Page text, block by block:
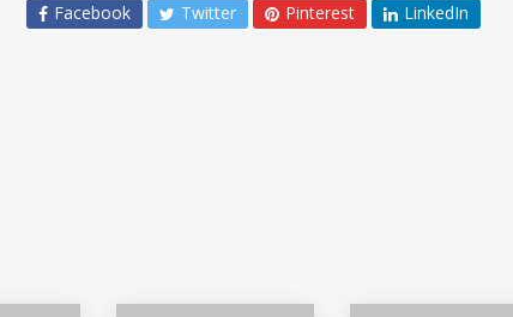
Facebook Twitter Pinterest LinkedIn